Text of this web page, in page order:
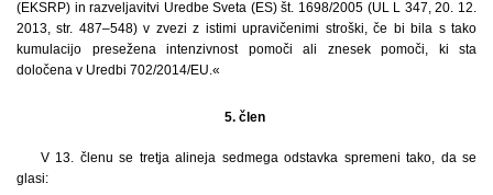
(EKSRP) in razveljavitvi Uredbe Sveta (ES) št. 1698/2005 (UL L 347, 20. 12.
2013, str. 487–548) v zvezi z istimi upravičenimi stroški, če bi bila s tako
kumulacijo presežena intenzivnost pomoči ali znesek pomoči, ki sta
določena v Uredbi 702/2014/EU.«
5. člen
V 13. členu se tretja alineja sedmega odstavka spremeni tako, da se
glasi: